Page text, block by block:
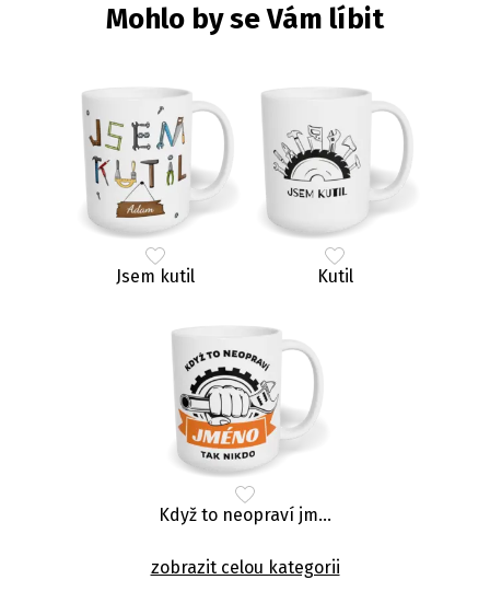
Mohlo by se Vám líbit
Jsem kutil Kutil
Když to neopraví jméno, tak nikdo
zobrazit celou kategorii